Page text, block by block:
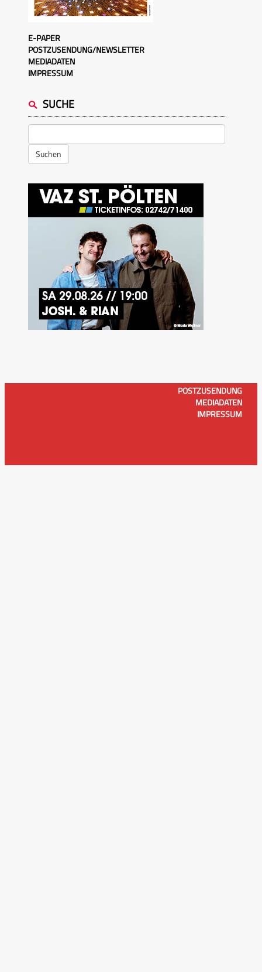
E-PAPER
POSTZUSENDUNG/NEWSLETTER
MEDIADATEN
IMPRESSUM
SUCHE
Suchen
POSTZUSENDUNG
MEDIADATEN
IMPRESSUM